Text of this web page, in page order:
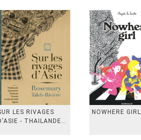
LES RIVAGES
- THAILANDE,
NOWHERE GIRL